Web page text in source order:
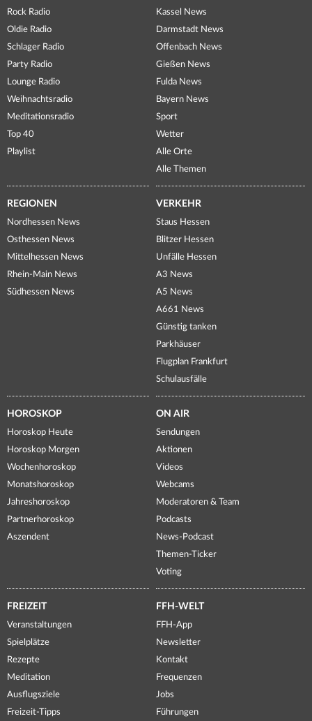
Rock Radio
Oldie Radio
Schlager Radio
Party Radio
Lounge Radio
Weihnachtsradio
Meditationsradio
Top 40
Playlist
Kassel News
Darmstadt News
Offenbach News
Gießen News
Fulda News
Bayern News
Sport
Wetter
Alle Orte
Alle Themen
REGIONEN
Nordhessen News
Osthessen News
Mittelhessen News
Rhein-Main News
Südhessen News
VERKEHR
Staus Hessen
Blitzer Hessen
Unfälle Hessen
A3 News
A5 News
A661 News
Günstig tanken
Parkhäuser
Flugplan Frankfurt
Schulausfälle
HOROSKOP
Horoskop Heute
Horoskop Morgen
Wochenhoroskop
Monatshoroskop
Jahreshoroskop
Partnerhoroskop
Aszendent
ON AIR
Sendungen
Aktionen
Videos
Webcams
Moderatoren & Team
Podcasts
News-Podcast
Themen-Ticker
Voting
FREIZEIT
Veranstaltungen
Spielplätze
Rezepte
Meditation
Ausflugsziele
Freizeit-Tipps
FFH-WELT
FFH-App
Newsletter
Kontakt
Frequenzen
Jobs
Führungen